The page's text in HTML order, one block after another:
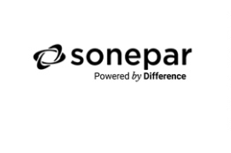
Felanmälan
Returer
Beställa PDF fakturor